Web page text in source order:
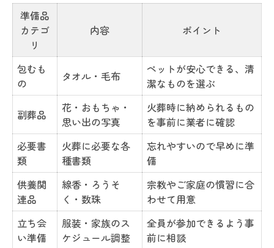
持ち込み可能なアイテムの確認方法
訪問ペット火葬で役立つ持ち物の選び方
火葬時に用意したい写真や形見を考えるとき
訪問ペット火葬で写真や形見を添える意味
ペット火葬に入れる写真・形見の選び方
思い出を彩るペット火葬用形見の工夫
ペット火葬におすすめの写真活用法
火葬時に入れて良いもの・悪いもの
優しい見送りにふさわしい訪問ペット火葬の流
れ
訪問ペット火葬の基本的な流れ早わかり表
準備品
カテゴ
リ
内容 ポイント
包むも
の
タオル・毛布
ペットが安心できる、清
潔なものを選ぶ
副葬品
花・おもちゃ・
思い出の写真
火葬時に納められるもの
を事前に業者に確認
必要書
類
火葬に必要な各
種書類
忘れやすいので早めに準
備
供養関
連品
線香・ろうそ
く・数珠
宗教やご家庭の慣習に合
わせて用意
立ち会
い準備
服装・家族のス
ケジュール調整
全員が参加できるよう事
前に相談